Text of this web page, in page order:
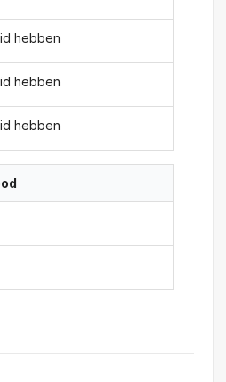
hebben
hebben
hebben